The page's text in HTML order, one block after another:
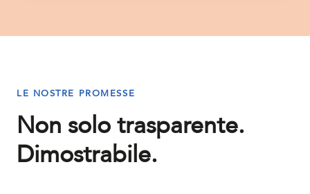
LE NOSTRE PROMESSE
Non solo trasparente.
Dimostrabile.